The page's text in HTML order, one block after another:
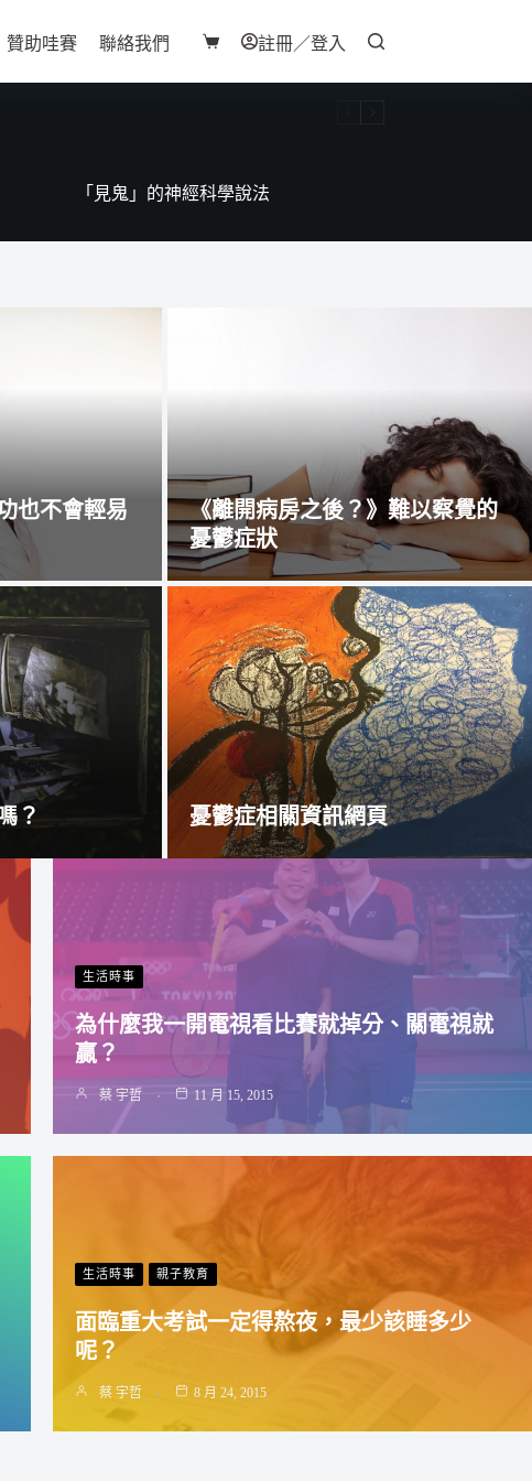
贊助哇賽 聯絡我們
購
物
註冊／登入
「見鬼」的神經科學說法
也不會輕易
《離開病房之後？》難以察覺的
憂鬱症狀
？ 憂鬱症相關資訊網頁
生活時事
為什麼我一開電視看比賽就掉分、關電視就
贏？
蔡 宇哲 11 月 15, 2015
生活時事 親子教育
面臨重大考試一定得熬夜，最少該睡多少
呢？
蔡 宇哲 8 月 24, 2015